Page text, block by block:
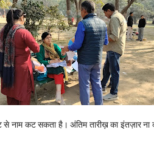
से नाम कट सकता है। अंतिम तारीख़ का इंतज़ार